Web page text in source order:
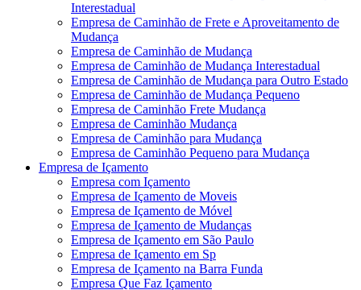
Interestadual
Empresa de Caminhão de Frete e Aproveitamento de
Mudança
Empresa de Caminhão de Mudança
Empresa de Caminhão de Mudança Interestadual
Empresa de Caminhão de Mudança para Outro Estado
Empresa de Caminhão de Mudança Pequeno
Empresa de Caminhão Frete Mudança
Empresa de Caminhão Mudança
Empresa de Caminhão para Mudança
Empresa de Caminhão Pequeno para Mudança
Empresa de Içamento
Empresa com Içamento
Empresa de Içamento de Moveis
Empresa de Içamento de Móvel
Empresa de Içamento de Mudanças
Empresa de Içamento em São Paulo
Empresa de Içamento em Sp
Empresa de Içamento na Barra Funda
Empresa Que Faz Içamento